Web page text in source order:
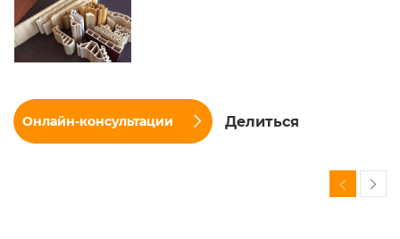
Онлайн-консультации Делиться